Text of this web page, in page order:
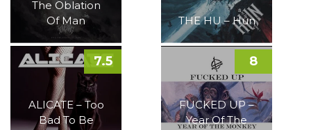
The Oblation
Of Man
THE HU – Hun
ALICATE – Too
Bad To Be
7.5
FUCKED UP –
Year Of The
8